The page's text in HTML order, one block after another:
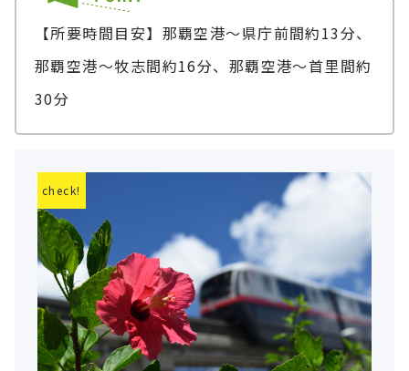
【所要時間目安】那覇空港～県庁前間約13分、
那覇空港～牧志間約16分、那覇空港～首里間約
30分